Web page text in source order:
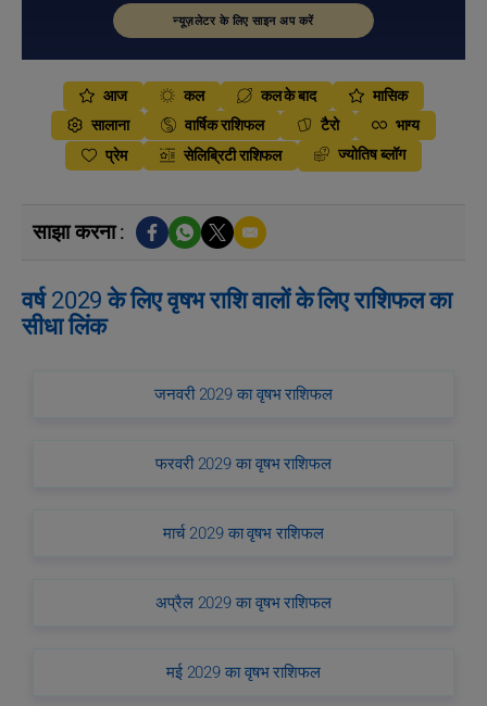
न्यूज़लेटर के लिए साइन अप करें
आज कल कल के बाद
मासिक
सालाना
वार्षिक राशिफल टैरो
भाग्य
प्रेम
सेलिब्रिटी राशिफल ज्योतिष ब्लॉग
साझा करना :
वर्ष 2029 के लिए वृषभ राशि वालों के लिए राशिफल का
सीधा लिंक
जनवरी 2029 का वृषभ राशिफल
फरवरी 2029 का वृषभ राशिफल
मार्च 2029 का वृषभ राशिफल
अप्रैल 2029 का वृषभ राशिफल
मई 2029 का वृषभ राशिफल